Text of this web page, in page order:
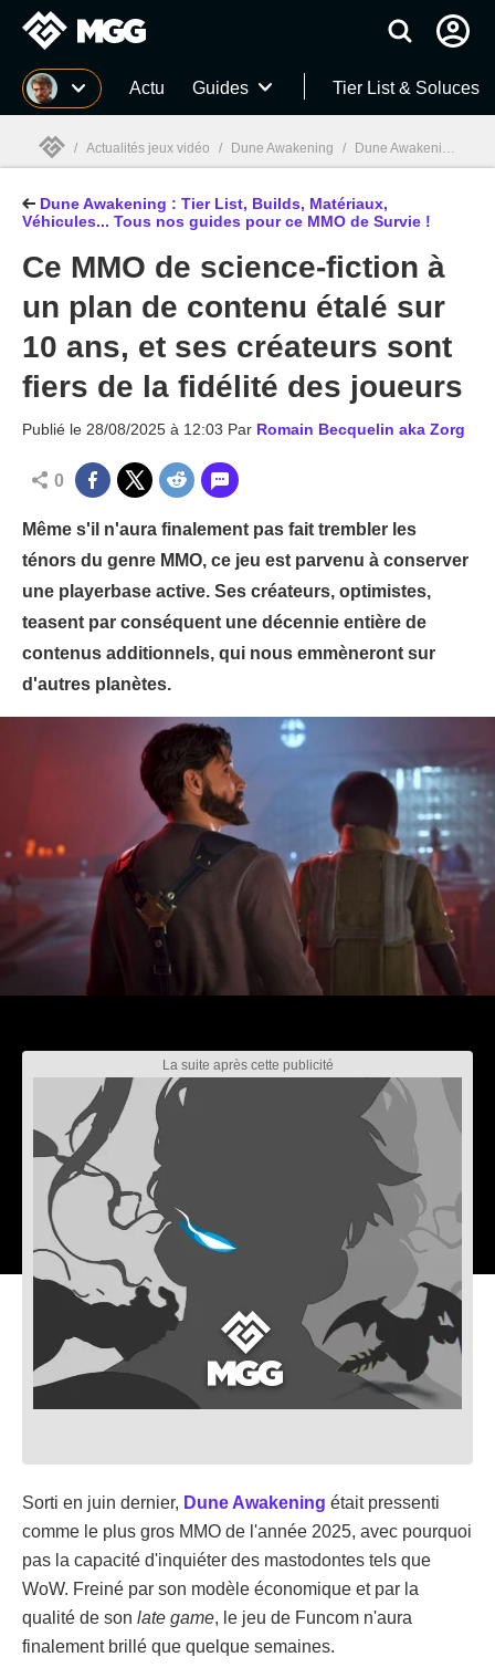
MGG Actu Guides Tier List & Soluces
MGG
/ Actualités jeux vidéo / Dune Awakening / Dune Awakening : Tier List, Builds, Matériaux, Véhicules... Tous nos guides pour ce MMO de Survie !
Dune Awakening : Tier List, Builds, Matériaux,
Véhicules... Tous nos guides pour ce MMO de Survie !
Ce MMO de science-fiction à
un plan de contenu étalé sur
10 ans, et ses créateurs sont
fiers de la fidélité des joueurs
Publié le 28/08/2025 à 12:03 Par Romain Becquelin aka Zorg
0
Même s'il n'aura finalement pas fait trembler les
ténors du genre MMO, ce jeu est parvenu à conserver
une playerbase active. Ses créateurs, optimistes,
teasent par conséquent une décennie entière de
contenus additionnels, qui nous emmèneront sur
d'autres planètes.
Sorti en juin dernier, Dune Awakening était pressenti
comme le plus gros MMO de l'année 2025, avec pourquoi
pas la capacité d'inquiéter des mastodontes tels que
WoW. Freiné par son modèle économique et par la
qualité de son late game, le jeu de Funcom n'aura
finalement brillé que quelque semaines.